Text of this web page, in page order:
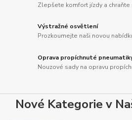
Zlepšete komfort jízdy a chraňte
Výstražné osvětlení
Prozkoumejte naši novou
Oprava propíchnuté
Nouzové sady na opravu
Nové Kategorie v